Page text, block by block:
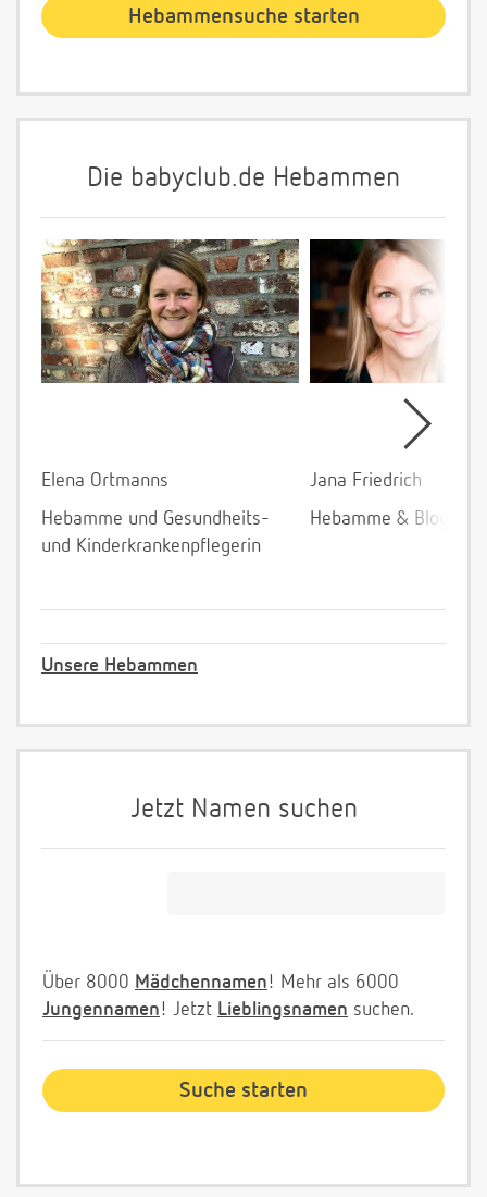
Die babyclub.de Hebammen
Elena Ortmanns
Hebamme und Gesundheits-
und Kinderkrankenpflegerin
Jana Friedrich
Hebamme &
Unsere Hebammen
Jetzt Namen suchen
Über 8000 Mädchennamen! Mehr als 6000
Jungennamen! Jetzt Lieblingsnamen suchen.